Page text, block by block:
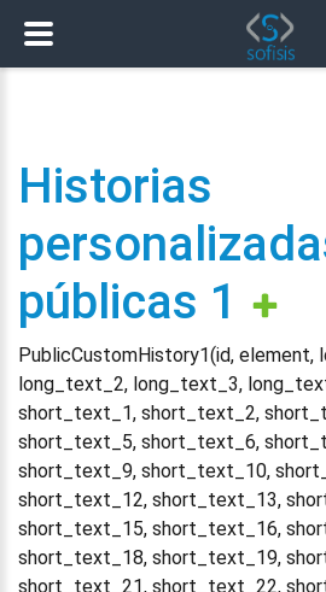
Historias
públicas 1
PublicCustomHistory1(id, element,
long_text_2, long_text_3,
short_text_1, short_text_2,
short_text_5, short_text_6,
short_text_9, short_text_10,
short_text_12, short_text_13,
short_text_15, short_text_16,
short_text_18, short_text_19,
short_text_21, short_text_22,